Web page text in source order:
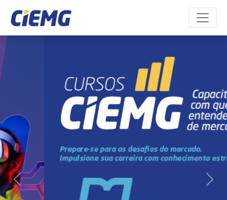
Portal do aluno
Previous Next